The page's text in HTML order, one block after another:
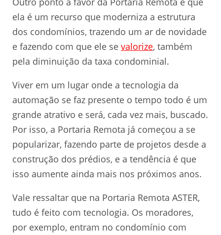
ela é um recurso que moderniza a estrutura
dos condomínios, trazendo um ar de novidade
e fazendo com que ele se valorize, também
pela diminuição da taxa condominial.
Viver em um lugar onde a tecnologia da
automação se faz presente o tempo todo é um
grande atrativo e será, cada vez mais, buscado.
Por isso, a Portaria Remota já começou a se
popularizar, fazendo parte de projetos desde a
construção dos prédios, e a tendência é que
isso aumente ainda mais nos próximos anos.
Vale ressaltar que na Portaria Remota ASTER,
tudo é feito com tecnologia. Os moradores,
por exemplo, entram no condomínio com